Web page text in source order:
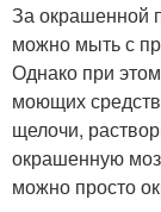
За окрашенной
можно мыть с
Однако при
моющих средств
щелочи,
окрашенную
можно просто